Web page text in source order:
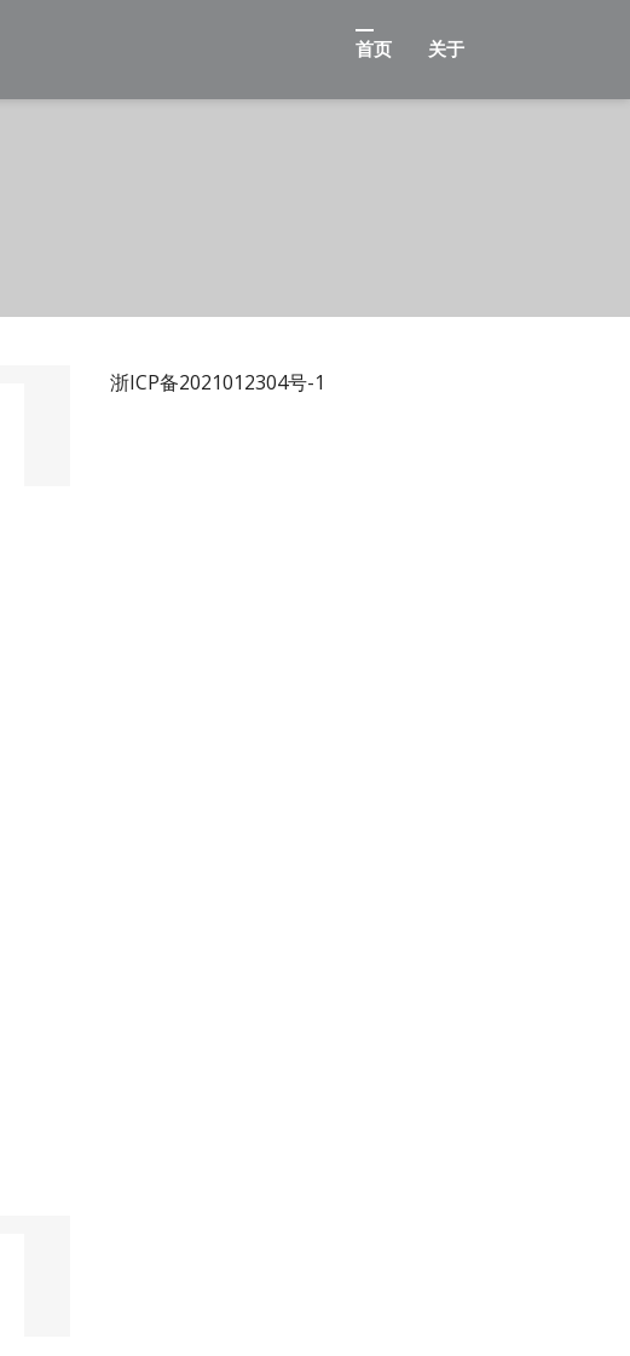
首页 关于
浙ICP备2021012304号-1